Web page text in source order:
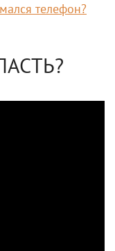
телефон?